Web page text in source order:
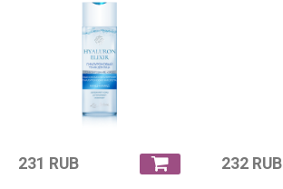
231 RUB 232 RUB